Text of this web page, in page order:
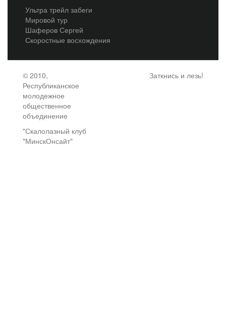
Ультра трейл забеги
Мировой тур
Шаферов Сергей
Скоростные восхождения
© 2010,
Республиканское
молодежное
общественное
объединение
"Скалолазный клуб
"МинскОнсайт"
Заткнись и лезь!